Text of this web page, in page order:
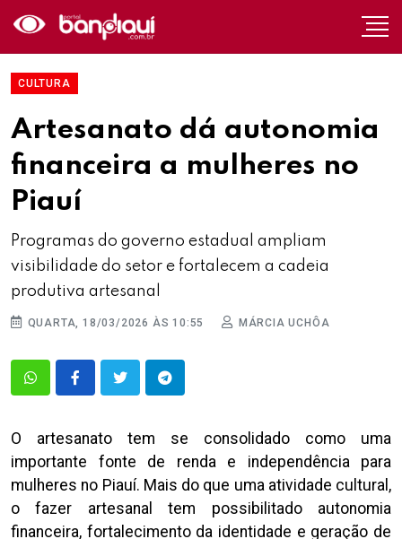
CULTURA
Artesanato dá autonomia
financeira a mulheres no
Piauí
Programas do governo estadual ampliam
visibilidade do setor e fortalecem a cadeia
produtiva artesanal
QUARTA, 18/03/2026 ÀS 10:55 MÁRCIA UCHÔA
O artesanato tem se consolidado como uma
importante fonte de renda e independência para
mulheres no Piauí. Mais do que uma atividade cultural,
o fazer artesanal tem possibilitado autonomia
financeira, fortalecimento da identidade e geração de